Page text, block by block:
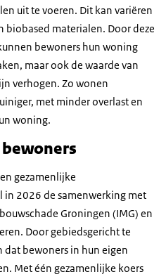
uit te voeren. Dit kan variëren
biobased materialen. Door deze
bewoners hun woning
maar ook de waarde van
verhogen. Zo wonen
met minder overlast en
woning.
gezamenlijke
in 2026 de samenwerking met
Groningen (IMG) en
Door gebiedsgericht te
dat bewoners in hun eigen
Met één gezamenlijke koers